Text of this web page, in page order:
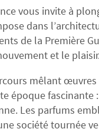
vous invite à
dans
de la Première
et le
mêlant
époque fascinante
Les parfums
société tournée